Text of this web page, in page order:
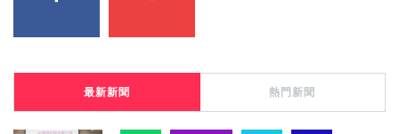
最新新聞 熱門新聞